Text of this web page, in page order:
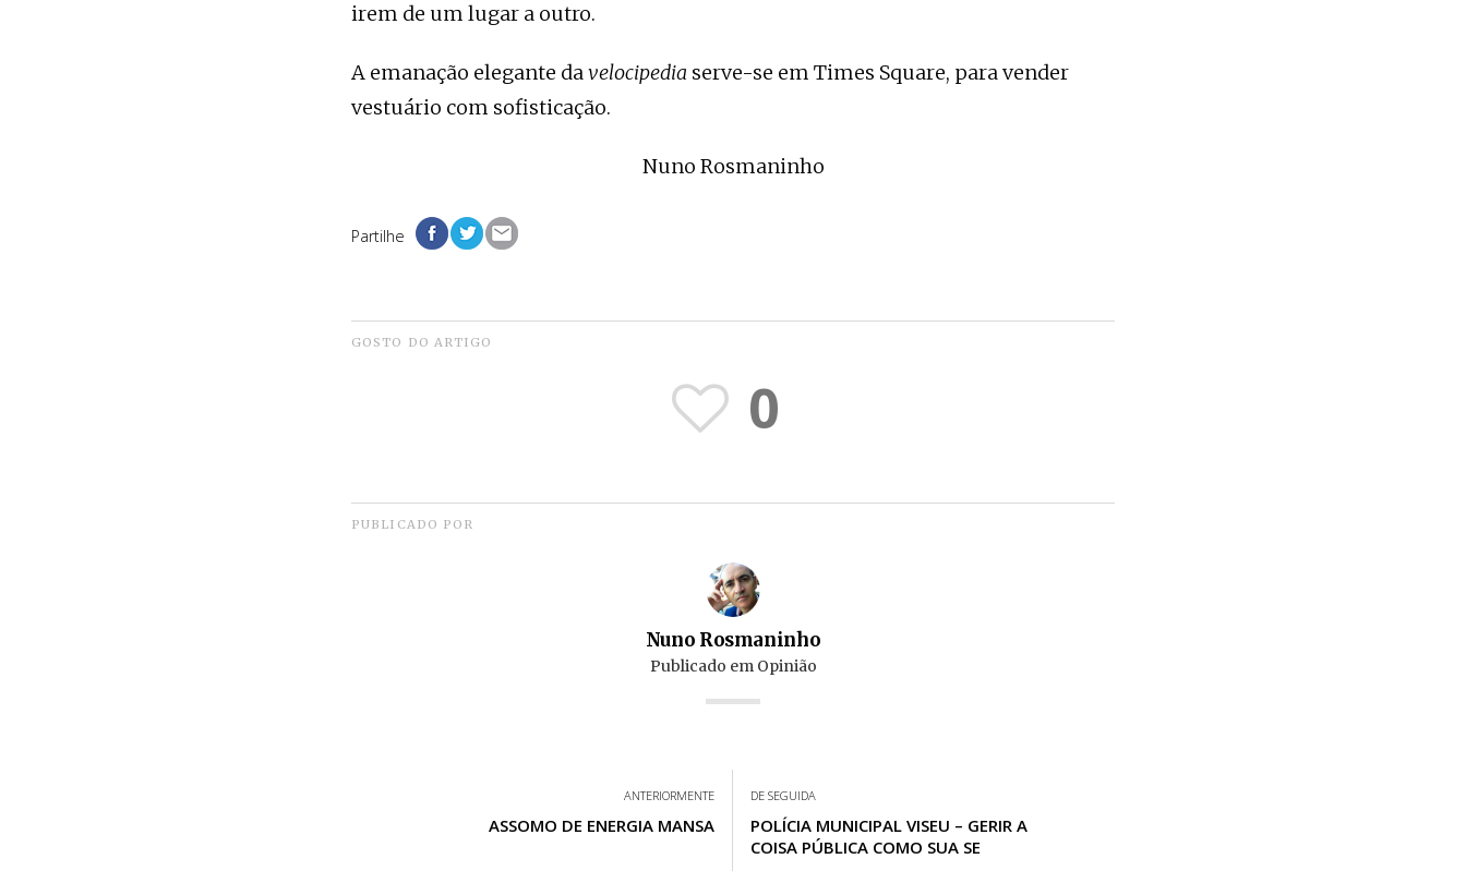
irem de um lugar a outro.
A emanação elegante davelocipedia serve-se em Times Square, para vender
vestuário com sofisticação.
Nuno Rosmaninho
Partilhe
GOSTO DO ARTIGO
0
PUBLICADO POR
Nuno Rosmaninho
Publicado em Opinião
ANTERIORMENTE
ASSOMO DE ENERGIA MANSA
DE SEGUIDA
POLÍCIA MUNICIPAL VISEU – GERIR A
COISA PÚBLICA COMO SUA SE